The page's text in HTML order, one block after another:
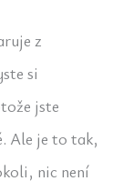
z
si
jste
Ale je to tak,
nic není